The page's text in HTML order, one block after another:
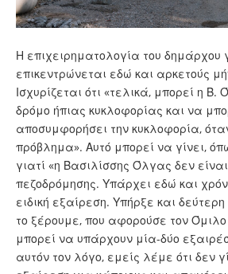
Η επιχειρηματολογία του δημάρχου
επικεντρώνεται εδώ και αρκετούς
Ισχυρίζεται ότι «τελικά, μπορεί η
δρόμο ήπιας κυκλοφορίας και να
αποσυμφορήσει την κυκλοφορία,
πρόβλημα». Αυτό μπορεί να γίνει,
γιατί «η Βασιλίσσης Όλγας δεν
πεζοδρόμησης. Υπάρχει εδώ και
ειδική εξαίρεση. Υπήρξε και
το ξέρουμε, που αφορούσε τον Όμιλο
μπορεί να υπάρχουν μία-δύο
αυτόν τον λόγο, εμείς λέμε ότι δεν